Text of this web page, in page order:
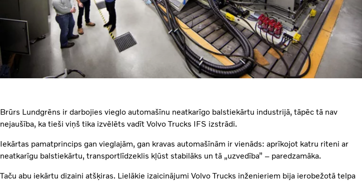
Brūrs Lundgrēns ir darbojies vieglo automašīnu neatkarīgo balstiekārtu industrijā, tāpēc tā nav
nejaušība, ka tieši viņš tika izvēlēts vadīt Volvo Trucks IFS izstrādi.
Iekārtas pamatprincips gan vieglajām, gan kravas automašīnām ir vienāds: aprīkojot katru riteni ar
neatkarīgu balstiekārtu, transportlīdzeklis kļūst stabilāks un tā „uzvedība” – paredzamāka.
Taču abu iekārtu dizaini atšķiras. Lielākie izaicinājumi Volvo Trucks inženieriem bija ierobežotā telpa